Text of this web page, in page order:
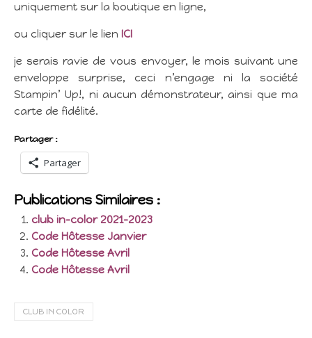
uniquement sur la boutique en ligne,
ou cliquer sur le lien ICI
je serais ravie de vous envoyer, le mois suivant une
enveloppe surprise, ceci n’engage ni la société
Stampin’ Up!, ni aucun démonstrateur, ainsi que ma
carte de fidélité.
Partager :
Partager
Publications Similaires :
club in-color 2021-2023
Code Hôtesse Janvier
Code Hôtesse Avril
Code Hôtesse Avril
CLUB IN COLOR